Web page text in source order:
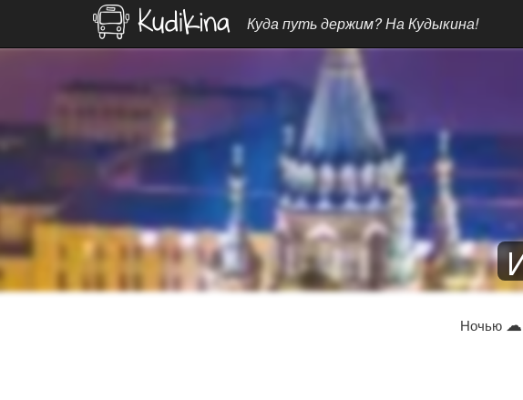
Куда путь держим? На Кудыкина!
Ночью ☁